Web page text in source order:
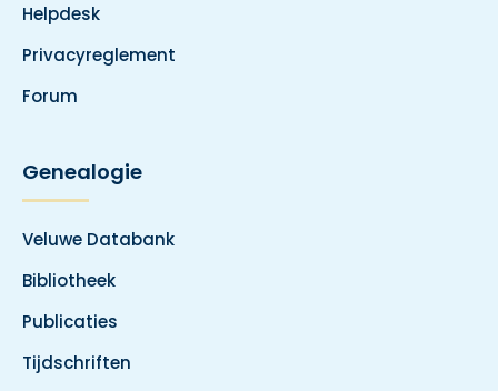
Helpdesk
Privacyreglement
Forum
Genealogie
Veluwe Databank
Bibliotheek
Publicaties
Tijdschriften